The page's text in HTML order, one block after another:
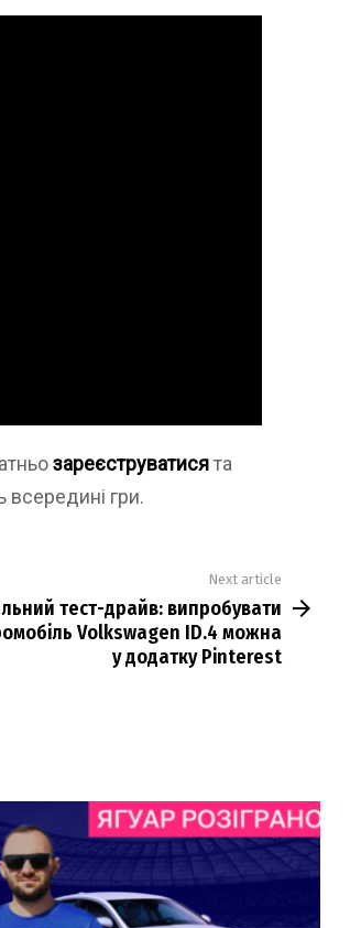
зареєструватисята
всередині гри.
Next article
тест-драйв: випробувати
Volkswagen ID.4 можна
у додатку Pinterest